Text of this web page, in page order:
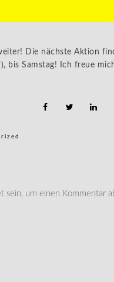
Die nächste Aktion
bis Samstag! Ich freue
sein, um einen Kommentar